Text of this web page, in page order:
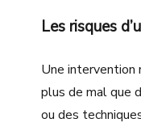
Les risques
Une intervention
plus de mal que
ou des